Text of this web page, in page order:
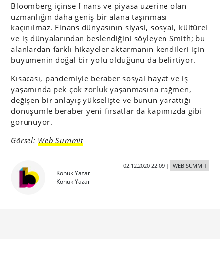
Bloomberg içinse finans ve piyasa üzerine olan
uzmanlığın daha geniş bir alana taşınması
kaçınılmaz. Finans dünyasının siyasi, sosyal, kültürel
ve iş dünyalarından beslendiğini söyleyen Smith; bu
alanlardan farklı hikayeler aktarmanın kendileri için
büyümenin doğal bir yolu olduğunu da belirtiyor.
Kısacası, pandemiyle beraber sosyal hayat ve iş
yaşamında pek çok zorluk yaşanmasına rağmen,
değişen bir anlayış yükselişte ve bunun yarattığı
dönüşümle beraber yeni fırsatlar da kapımızda gibi
görünüyor.
Görsel: Web Summit
Konuk Yazar
Konuk Yazar
02.12.2020 22:09| WEB SUMMİT